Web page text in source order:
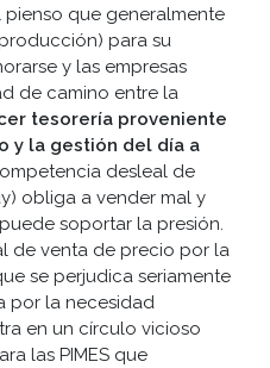
que generalmente
para su
y las empresas
de camino entre la
tesorería proveniente
y la gestión del día a
desleal de
obliga a vender mal y
soportar la presión.
de venta de precio por la
se perjudica seriamente
por la necesidad
en un círculo vicioso
las PIMES que